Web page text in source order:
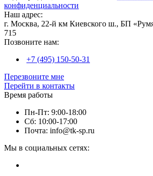
конфиденциальности
Наш адрес:
г. Москва, 22-й км Киевского ш., БП
715
Позвоните нам:
+7 (495) 150-50-31
Перезвоните мне
Перейти в контакты
Время работы
Пн-Пт: 9:00-18:00
Сб: 10:00-17:00
Почта: info@tk-sp.ru
Мы в социальных сетях: